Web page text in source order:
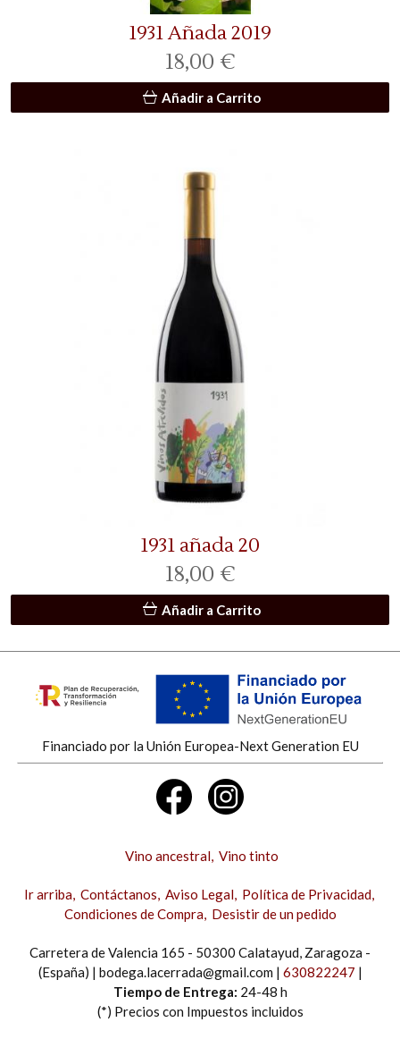
1931 Añada 2019
18,00 €
Añadir a Carrito
1931 añada 20
18,00 €
Añadir a Carrito
Financiado por la Unión Europea-Next Generation EU
Vino ancestral Vino tinto
Ir arriba Contáctanos Aviso Legal Política de Privacidad
Condiciones de Compra Desistir de un pedido
Carretera de Valencia 165 - 50300 Calatayud, Zaragoza -
(España) | bodega.lacerrada@gmail.com | 630822247 |
Tiempo de Entrega: 24-48 h
(*) Precios con Impuestos incluidos